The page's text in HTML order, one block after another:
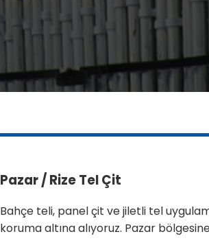
Pazar / Rize Tel Çit
Bahçe teli, panel çit ve jiletli tel
koruma altına alıyoruz. Pazar